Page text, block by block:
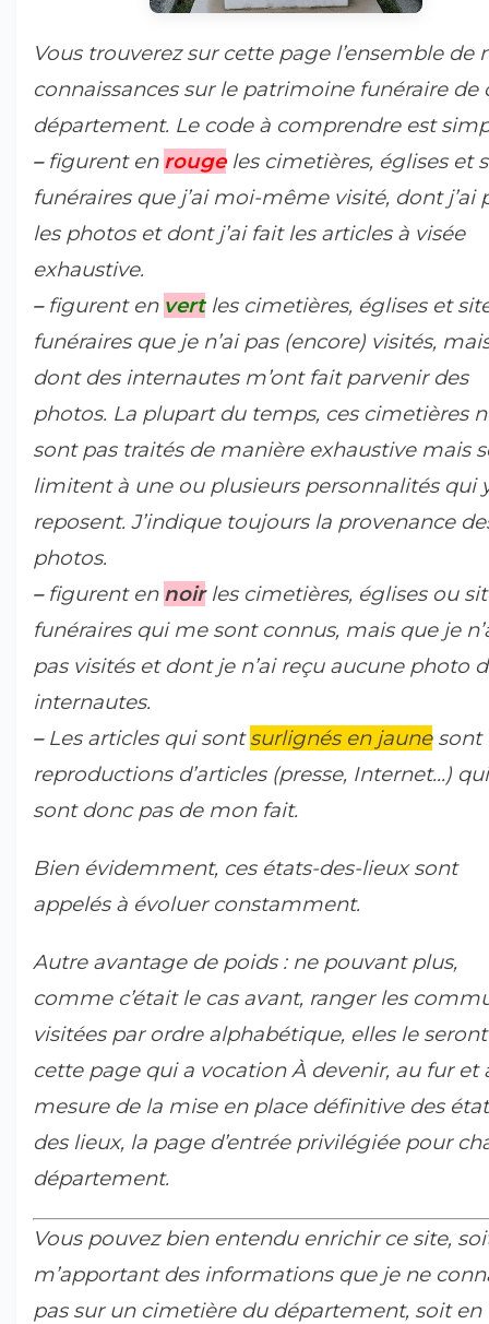
Vous trouverez sur cette page l’ensemble de
connaissances sur le patrimoine funéraire de
département. Le code à comprendre est
–figurent en rougeles cimetières, églises et
funéraires que j’ai moi-même visité, dont j’ai
les photos et dont j’ai fait les articles à visée
exhaustive.
–figurent en vertles cimetières, églises et
funéraires que je n’ai pas (encore) visités,
dont des internautes m’ont fait parvenir des
photos. La plupart du temps, ces cimetières
sont pas traités de manière exhaustive mais
limitent à une ou plusieurs personnalités qui
reposent. J’indique toujours la provenance
photos.
–figurent en noirles cimetières, églises ou
funéraires qui me sont connus, mais que je
pas visités et dont je n’ai reçu aucune photo
internautes.
–Les articles qui sontsurlignés en jaunesont
reproductions d’articles (presse, Internet...)
sont donc pas de mon fait.
Bien évidemment, ces états-des-lieux sont
appelés à évoluer constamment.
Autre avantage de poids : ne pouvant plus,
comme c’était le cas avant, ranger les
visitées par ordre alphabétique, elles le
cette page qui a vocation À devenir, au fur et
mesure de la mise en place définitive des
des lieux, la page d’entrée privilégiée pour
département.
Vous pouvez bien entendu enrichir ce site,
m’apportant des informations que je ne
pas sur un cimetière du département, soit en